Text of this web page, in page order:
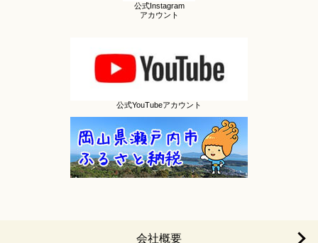
公式Instagram
アカウント
公式YouTubeアカウント
会社概要